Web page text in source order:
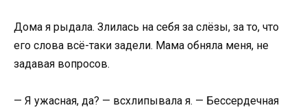
Дома я рыдала. Злилась на себя за слёзы, за то, что
его слова всё-таки задели. Мама обняла меня, не
задавая вопросов.
— Я ужасная, да? — всхлипывала я. — Бессердечная